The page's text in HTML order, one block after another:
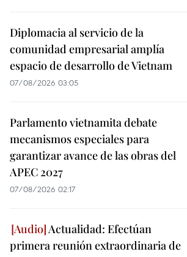
Diplomacia al servicio de la
comunidad empresarial amplía
espacio de desarrollo de Vietnam
07/08/2026 03:05
Parlamento vietnamita debate
mecanismos especiales para
garantizar avance de las obras del
APEC 2027
07/08/2026 02:17
Actualidad: Efectúan
primera reunión extraordinaria de